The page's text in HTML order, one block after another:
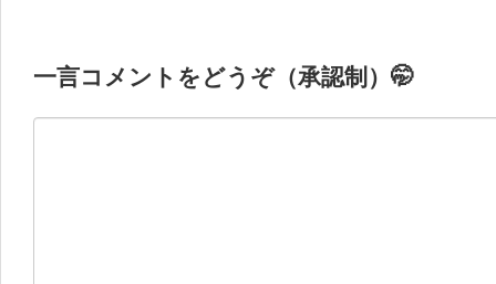
一言コメントをどうぞ（承認制）🤭